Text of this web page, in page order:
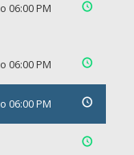
06:00 PM
06:00 PM
06:00 PM